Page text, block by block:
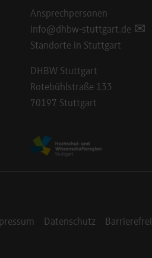
Ansprechpersonen
info@dhbw-stuttgart.de
Standorte in Stuttgart
DHBW Stuttgart
Rotebühlstraße 133
70197 Stuttgart
Datenschutz